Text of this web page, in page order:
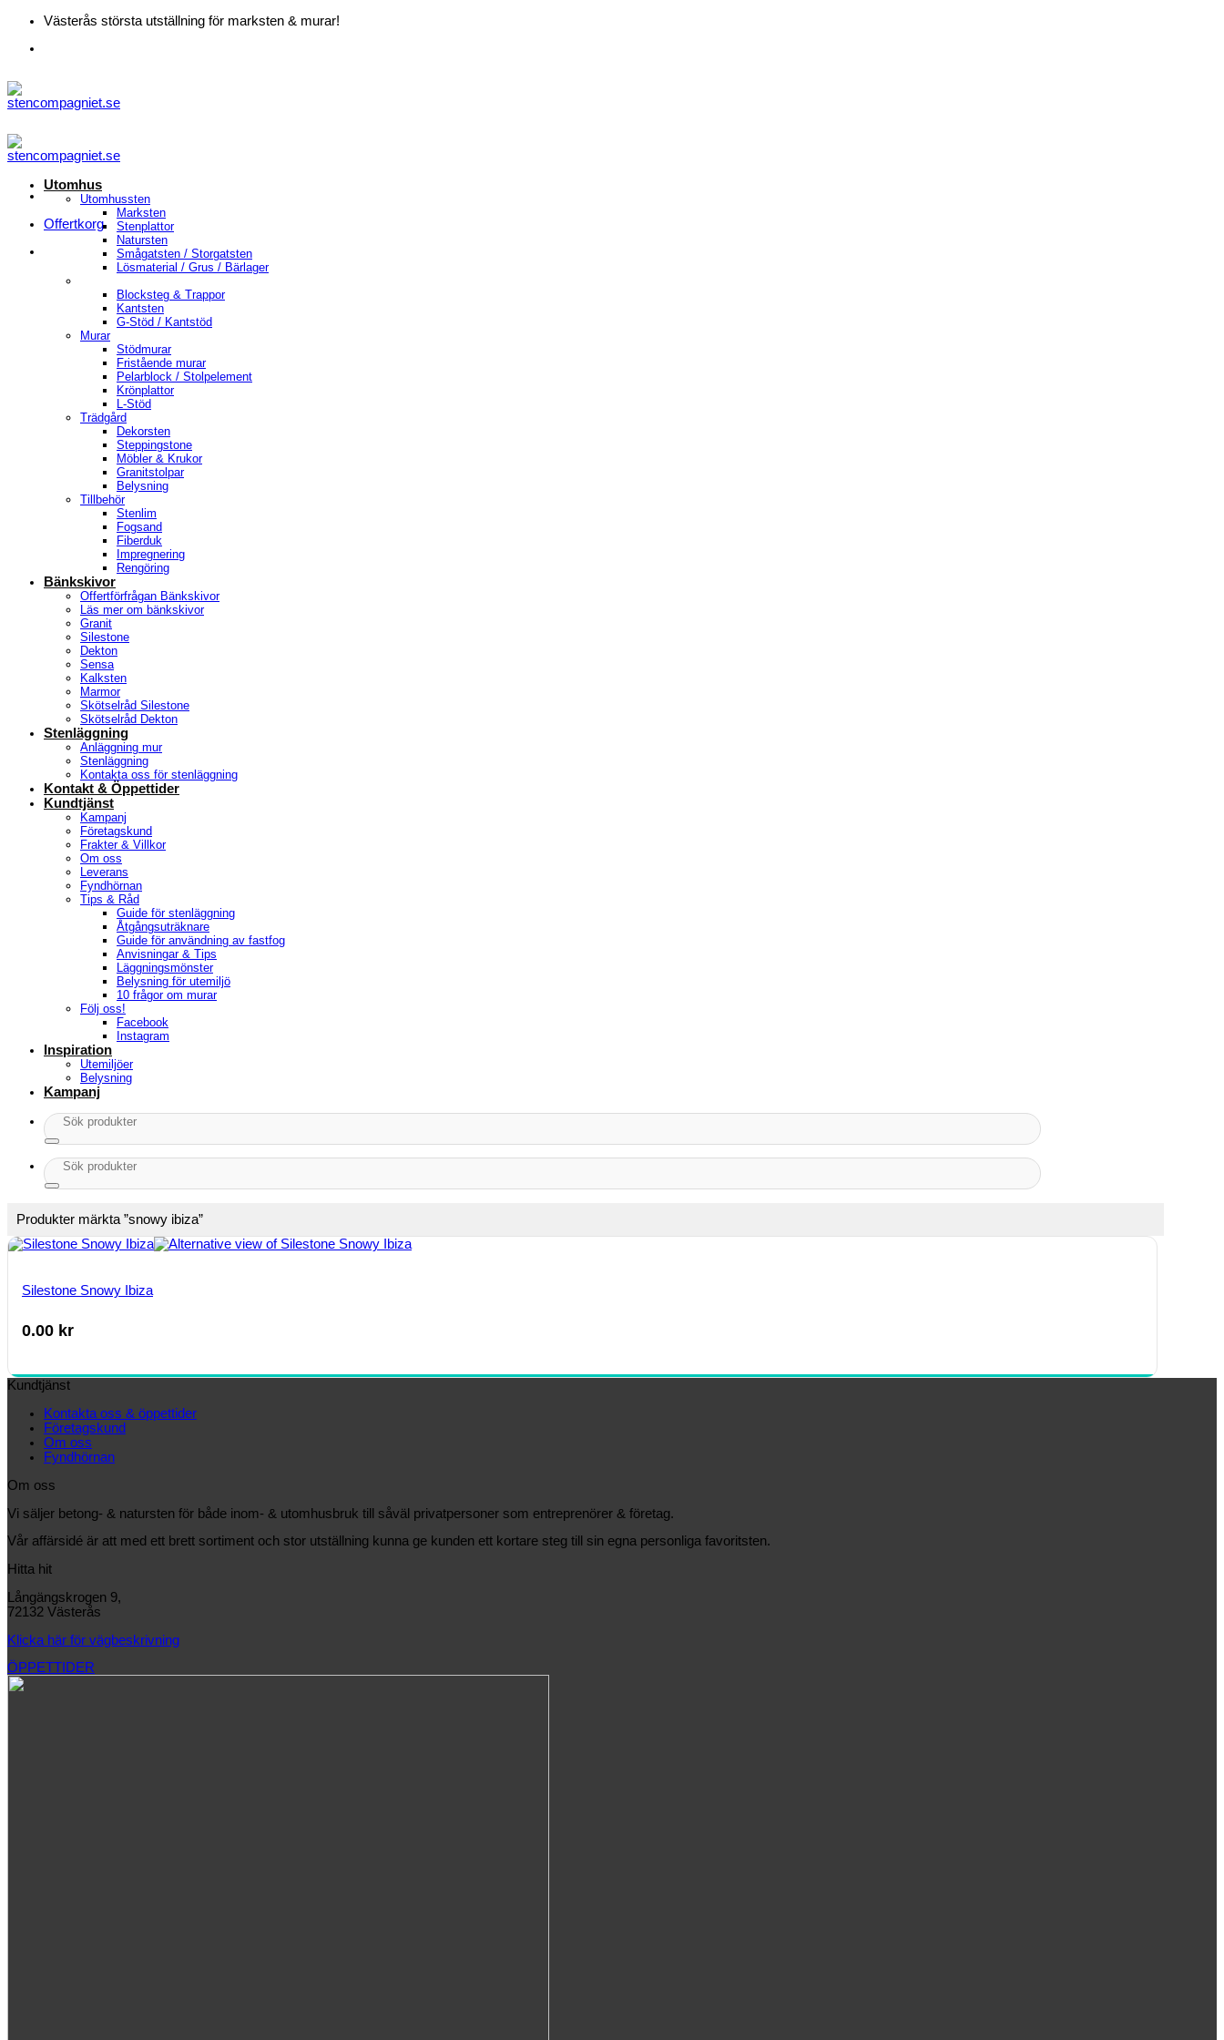
Skip
content
Västerås största utställning för marksten & murar!
Offertkorg
Utomhus
Utomhussten
Marksten
Stenplattor
Natursten
Smågatsten / Storgatsten
Lösmaterial / Grus / Bärlager
Blocksteg & Trappor
Kantsten
G-Stöd / Kantstöd
Murar
Stödmurar
Fristående murar
Pelarblock / Stolpelement
Krönplattor
L-Stöd
Trädgård
Dekorsten
Steppingstone
Möbler & Krukor
Granitstolpar
Belysning
Tillbehör
Stenlim
Fogsand
Fiberduk
Impregnering
Rengöring
Bänkskivor
Offertförfrågan Bänkskivor
Läs mer om bänkskivor
Granit
Silestone
Dekton
Sensa
Kalksten
Marmor
Skötselråd Silestone
Skötselråd Dekton
Stenläggning
Anläggning mur
Stenläggning
Kontakta oss för stenläggning
Kontakt & Öppettider
Kundtjänst
Kampanj
Företagskund
Frakter & Villkor
Om oss
Leverans
Fyndhörnan
Tips & Råd
Guide för stenläggning
Åtgångsuträknare
Guide för användning av fastfog
Anvisningar & Tips
Läggningsmönster
Belysning för utemiljö
10 frågor om murar
Följ oss!
Facebook
Instagram
Inspiration
Utemiljöer
Belysning
Kampanj
Sök
efter:
Sök
efter:
Produkter märkta ”snowy ibiza”
Silestone Snowy Ibiza
0.00 kr
Kundtjänst
Kontakta oss & öppettider
Företagskund
Om oss
Fyndhörnan
Om oss
Vi säljer betong- & natursten för både inom- & utomhusbruk till såväl privatpersoner som entreprenörer & företag.
Vår affärsidé är att med ett brett sortiment och stor utställning kunna ge kunden ett kortare steg till sin egna personliga favoritsten.
Hitta hit
Långängskrogen 9,
72132 Västerås
Klicka här för vägbeskrivning
ÖPPETTIDER